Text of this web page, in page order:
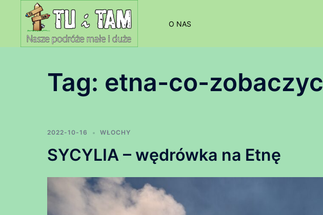
O NAS
Tag: etna-co-zobaczyc
2022-10-16 WŁOCHY
SYCYLIA – wędrówka na Etnę